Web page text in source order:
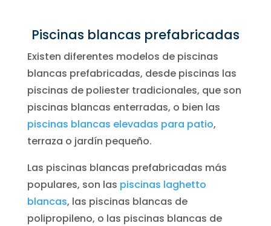
Piscinas blancas prefabricadas
Existen diferentes modelos de piscinas
blancas prefabricadas, desde piscinas las
piscinas de poliester tradicionales, que son
piscinas blancas enterradas, o bien las
piscinas blancas elevadas para patio,
terraza o jardín pequeño.
Las piscinas blancas prefabricadas más
populares, son las piscinas laghetto
blancas, las piscinas blancas de
polipropileno, o las piscinas blancas de